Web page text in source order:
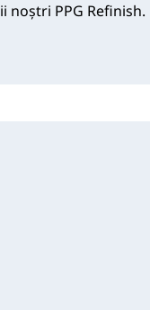
noștri PPG Refinish.